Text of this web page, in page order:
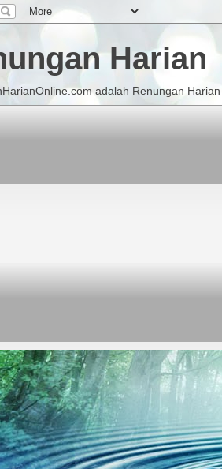
Harian
adalah Renungan